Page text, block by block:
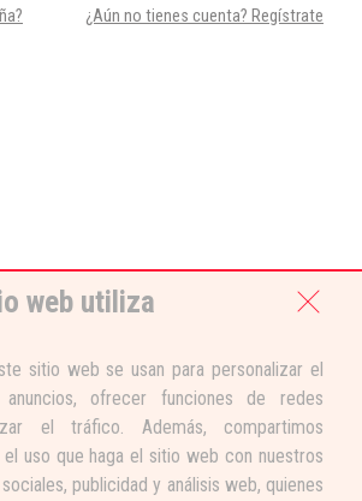
¿Aún no tienes cuenta? Regístrate
web utiliza
sitio web se usan para personalizar el
ofrecer funciones de redes
el tráfico. Además, compartimos
uso que haga el sitio web con nuestros
publicidad y análisis web, quienes